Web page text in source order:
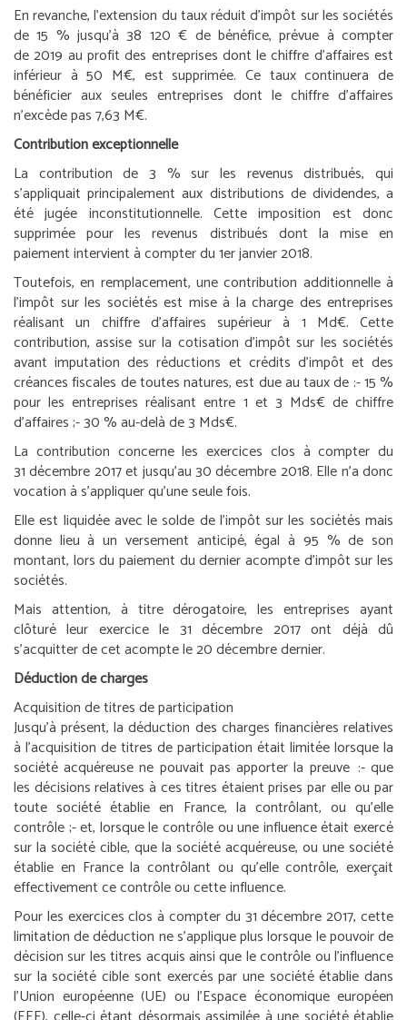
En revanche, l’extension du taux réduit d’impôt sur les sociétés
de 15 % jusqu’à 38 120 € de bénéfice, prévue à compter
de 2019 au profit des entreprises dont le chiffre d’affaires est
inférieur à 50 M€, est supprimée. Ce taux continuera de
bénéficier aux seules entreprises dont le chiffre d’affaires
n’excède pas 7,63 M€.
Contribution exceptionnelle
La contribution de 3 % sur les revenus distribués, qui
s’appliquait principalement aux distributions de dividendes, a
été jugée inconstitutionnelle. Cette imposition est donc
supprimée pour les revenus distribués dont la mise en
paiement intervient à compter du 1erjanvier 2018.
Toutefois, en remplacement, une contribution additionnelle à
l’impôt sur les sociétés est mise à la charge des entreprises
réalisant un chiffre d’affaires supérieur à 1 Md€. Cette
contribution, assise sur la cotisation d’impôt sur les sociétés
avant imputation des réductions et crédits d’impôt et des
créances fiscales de toutes natures, est due au taux de :- 15 %
pour les entreprises réalisant entre 1 et 3 Mds€ de chiffre
d’affaires ;- 30 % au-delà de 3 Mds€.
La contribution concerne les exercices clos à compter du
31 décembre 2017 et jusqu’au 30 décembre 2018. Elle n’a donc
vocation à s’appliquer qu’une seule fois.
Elle est liquidée avec le solde de l’impôt sur les sociétés mais
donne lieu à un versement anticipé, égal à 95 % de son
montant, lors du paiement du dernier acompte d’impôt sur les
sociétés.
Mais attention, à titre dérogatoire, les entreprises ayant
clôturé leur exercice le 31 décembre 2017 ont déjà dû
s’acquitter de cet acompte le 20 décembre dernier.
Déduction de charges
Acquisition de titres de participation
Jusqu’à présent, la déduction des charges financières relatives
à l’acquisition de titres de participation était limitée lorsque la
société acquéreuse ne pouvait pas apporter la preuve :- que
les décisions relatives à ces titres étaient prises par elle ou par
toute société établie en France, la contrôlant, ou qu’elle
contrôle ;- et, lorsque le contrôle ou une influence était exercé
sur la société cible, que la société acquéreuse, ou une société
établie en France la contrôlant ou qu’elle contrôle, exerçait
effectivement ce contrôle ou cette influence.
Pour les exercices clos à compter du 31 décembre 2017, cette
limitation de déduction ne s’applique plus lorsque le pouvoir de
décision sur les titres acquis ainsi que le contrôle ou l’influence
sur la société cible sont exercés par une société établie dans
l’Union européenne (UE) ou l’Espace économique européen